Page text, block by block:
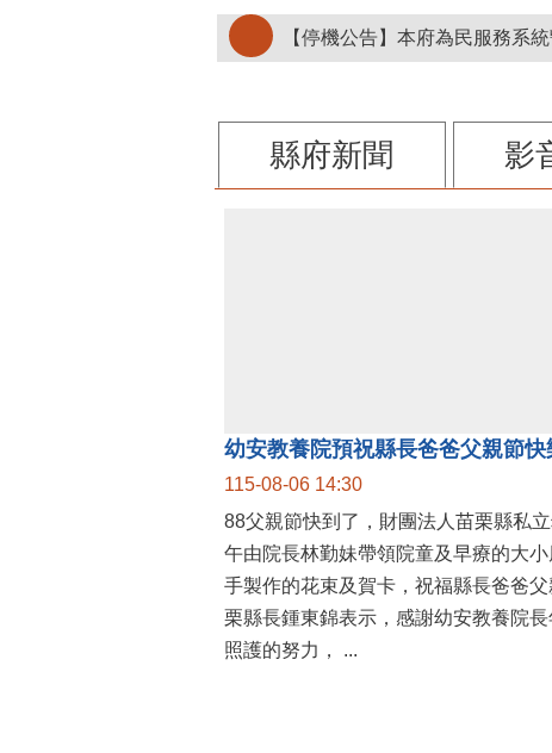
【停機公告】本府為民服務系
縣府新聞 影
幼安教養院預祝縣長爸爸父親節快
115-08-06 14:30
88父親節快到了，財團法人苗栗縣私
午由院長林勤妹帶領院童及早療的大
手製作的花束及賀卡，祝福縣長爸爸
栗縣長鍾東錦表示，感謝幼安教養院長
照護的努力， ...